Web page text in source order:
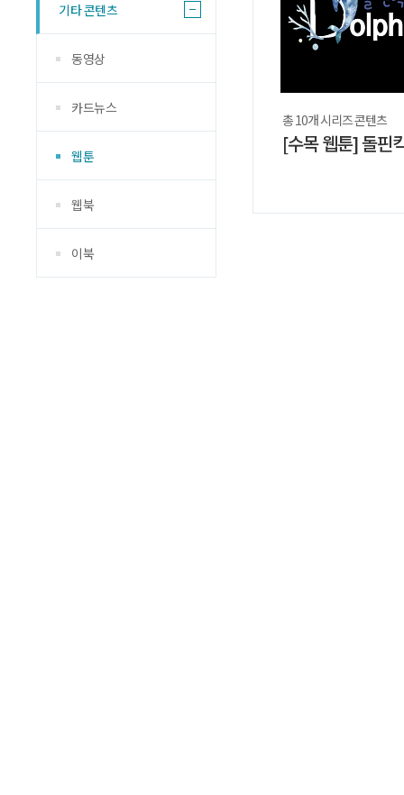
기타 콘텐츠
동영상
카드뉴스
웹툰
웹북
이북
총 10개 시리즈 콘텐츠